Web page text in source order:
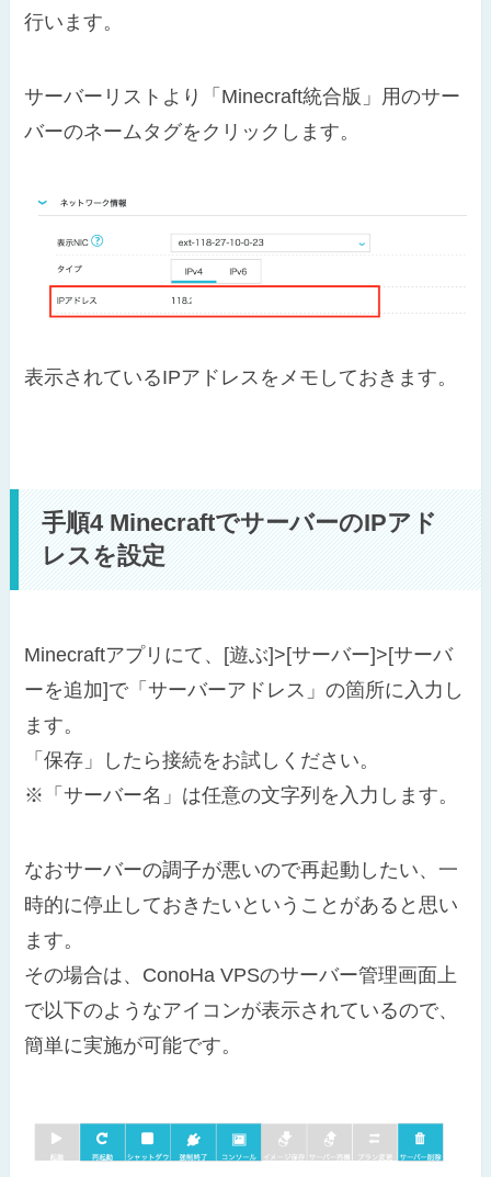
行います。
サーバーリストより「Minecraft統合版」用のサー
バーのネームタグをクリックします。
表示されているIPアドレスをメモしておきます。
手順4 MinecraftでサーバーのIPアド
レスを設定
Minecraftアプリにて、[遊ぶ]>[サーバー]>[サーバ
ーを追加]で「サーバーアドレス」の箇所に入力し
ます。
「保存」したら接続をお試しください。
※「サーバー名」は任意の文字列を入力します。
なおサーバーの調子が悪いので再起動したい、一
時的に停止しておきたいということがあると思い
ます。
その場合は、ConoHa VPSのサーバー管理画面上
で以下のようなアイコンが表示されているので、
簡単に実施が可能です。